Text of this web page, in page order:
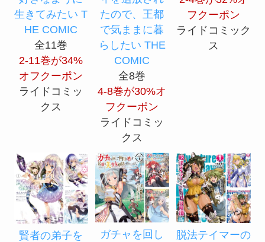
生きてみたい T
HE COMIC
全11巻
2-11巻が34%
オフクーポン
ライドコミッ
クス
たので、王都
で気ままに暮
らしたい THE
COMIC
全8巻
4-8巻が30%オ
フクーポン
ライドコミッ
クス
フクーポン
ライドコミック
ス
賢者の弟子を
ガチャを回し
脱法テイマーの